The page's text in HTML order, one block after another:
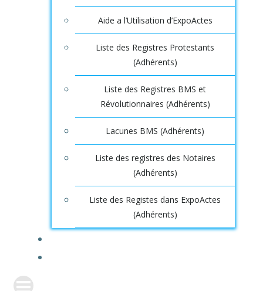
Aide a l’Utilisation d’ExpoActes
Liste des Registres Protestants
(Adhérents)
Liste des Registres BMS et
Révolutionnaires (Adhérents)
Lacunes BMS (Adhérents)
Liste des registres des Notaires
(Adhérents)
Liste des Registes dans ExpoActes
(Adhérents)